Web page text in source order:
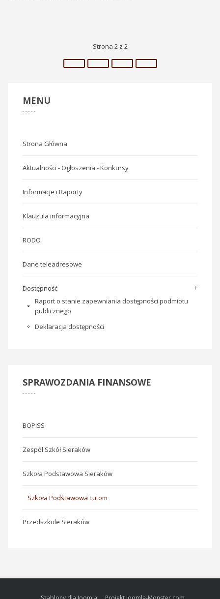
Strona 2 z 2
MENU
Strona Główna
Aktualności - Ogłoszenia - Konkursy
Informacje i Raporty
Klauzula informacyjna
RODO
Dane teleadresowe
Dostępność
Raport o stanie zapewniania dostępności podmiotu
publicznego
Deklaracja dostępności
SPRAWOZDANIAFINANSOWE
BOPISS
Zespół Szkół Sieraków
Szkoła Podstawowa Sieraków
Szkoła Podstawowa Lutom
Przedszkole Sieraków